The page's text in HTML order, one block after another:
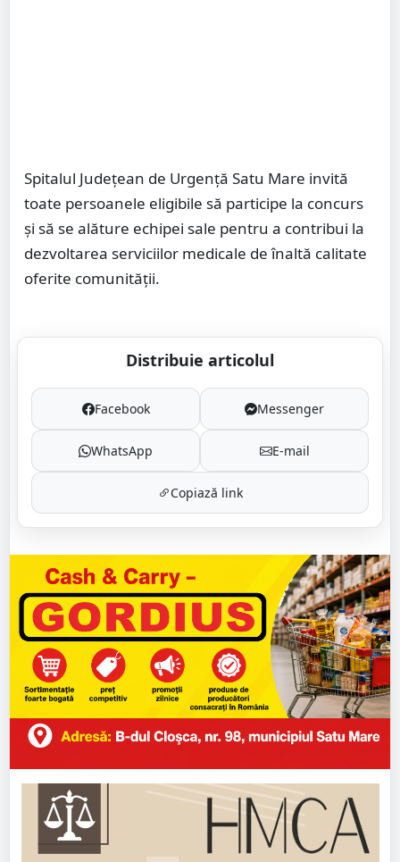
Spitalul Județean de Urgență Satu Mare invită
toate persoanele eligibile să participe la concurs
și să se alăture echipei sale pentru a contribui la
dezvoltarea serviciilor medicale de înaltă calitate
oferite comunității.
Distribuie articolul
Facebook Messenger
WhatsApp E-mail
Copiază link